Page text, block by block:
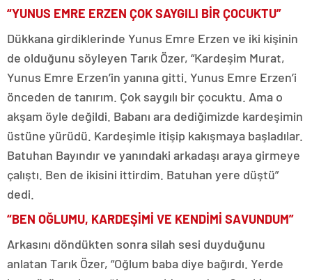
“YUNUS EMRE ERZEN ÇOK SAYGILI BİR ÇOCUKTU”
Dükkana girdiklerinde Yunus Emre Erzen ve iki kişinin
de olduğunu söyleyen Tarık Özer, “Kardeşim Murat,
Yunus Emre Erzen’in yanına gitti. Yunus Emre Erzen’i
önceden de tanırım. Çok saygılı bir çocuktu. Ama o
akşam öyle değildi. Babanı ara dediğimizde kardeşimin
üstüne yürüdü. Kardeşimle itişip kakışmaya başladılar.
Batuhan Bayındır ve yanındaki arkadaşı araya girmeye
çalıştı. Ben de ikisini ittirdim. Batuhan yere düştü”
dedi.
“BEN OĞLUMU, KARDEŞİMİ VE KENDİMİ SAVUNDUM”
Arkasını döndükten sonra silah sesi duyduğunu
anlatan Tarık Özer, “Oğlum baba diye bağırdı. Yerde